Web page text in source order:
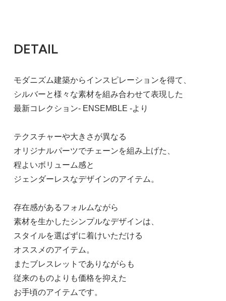
DETAIL
モダニズム建築からインスピレーションを得て、
シルバーと様々な素材を組み合わせて表現した
最新コレクション- ENSEMBLE -より
テクスチャーや大きさが異なる
オリジナルパーツでチェーンを組み上げた、
程よいボリューム感と
ジェンダーレスなデザインのアイテム。
存在感があるフォルムながら
素材を生かしたシンプルなデザインは、
スタイルを選ばずに着けいただける
オススメのアイテム。
またブレスレットでありながらも
従来のものよりも価格を抑えた
お手頃のアイテムです。